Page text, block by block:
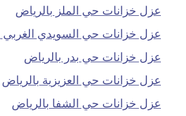
عزل خزانات حي الملز بالرياض
عزل خزانات حي السويدي الغربي
عزل خزانات حي بدر بالرياض
عزل خزانات حي العزيزية بالرياض
عزل خزانات حي الشفا بالرياض